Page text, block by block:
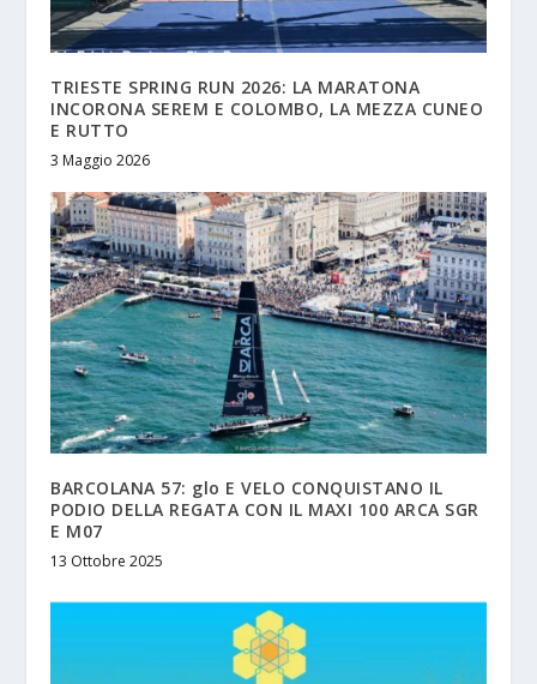
TRIESTE SPRING RUN 2026: LA MARATONA
INCORONA SEREM E COLOMBO, LA MEZZA CUNEO
E RUTTO
3 Maggio 2026
BARCOLANA 57: glo E VELO CONQUISTANO IL
PODIO DELLA REGATA CON IL MAXI 100 ARCA SGR
E M07
13 Ottobre 2025